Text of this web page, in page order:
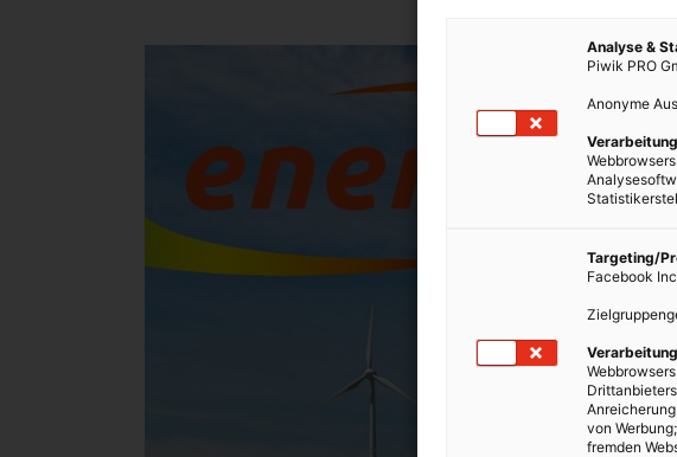
Analyse &
Piwik PRO
Anonyme
Targeting/
Facebook
von
fremden